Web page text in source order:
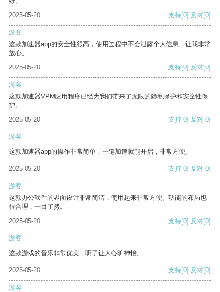
2025-05-20
支持[0] 反对[0]
游客
这款加速器app的安全性很高，使用过程中不会泄露个人信息，让我非常
放心。
2025-05-20
支持[0] 反对[0]
游客
这款加速器VPM应用程序已经为我们带来了无限的隐私保护和安全性保
护。
2025-05-20
支持[0] 反对[0]
游客
这款加速器app的操作非常简单，一键加速就能开启，非常方便。
2025-05-20 支持[0] 反对[0]
游客
这款办公软件的界面设计非常简洁，使用起来非常方便。功能的布局也
很合理，一目了然。
2025-05-20
支持[0] 反对[0]
游客
这款游戏的音乐非常优美，听了让人心旷神怡。
2025-05-20 支持[0] 反对[0]
游客